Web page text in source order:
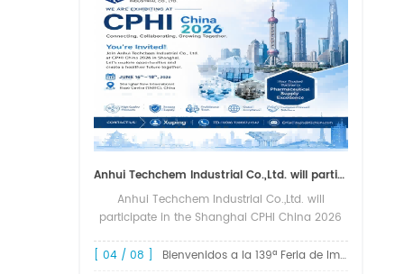
Anhui Techchem Industrial Co.,Ltd. will participate in the Shanghai CPHI China 2026 exhibition.
Anhui Techchem Industrial Co.,Ltd. will
participate in the Shanghai CPHI China 2026
grandly kick off at the Shanghai New
[ 04 / 08 ]
Bienvenidos a la 139ª Feria de Importación y Exportación de China, Feria de Cantón.